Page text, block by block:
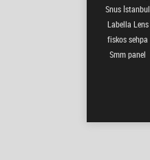
Snus İstanbul
Labella Lens
fiskos sehpa
Smm panel